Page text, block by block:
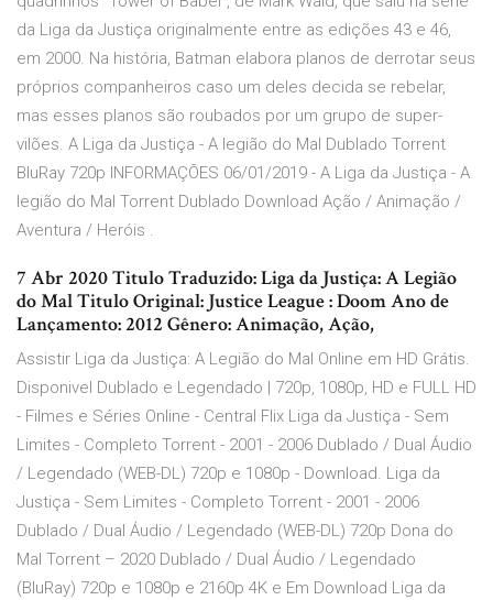
da Liga da Justiça originalmente entre as edições 43 e 46,
em 2000. Na história, Batman elabora planos de derrotar seus
próprios companheiros caso um deles decida se rebelar,
mas esses planos são roubados por um grupo de super-
vilões. A Liga da Justiça - A legião do Mal Dublado Torrent
BluRay 720p INFORMAÇÕES 06/01/2019 - A Liga da Justiça - A
legião do Mal Torrent Dublado Download Ação / Animação /
Aventura / Heróis .
7 Abr 2020 Titulo Traduzido: Liga da Justiça: A Legião
do Mal Titulo Original: Justice League : Doom Ano de
Lançamento: 2012 Gênero: Animação, Ação,
Assistir Liga da Justiça: A Legião do Mal Online em HD Grátis.
Disponivel Dublado e Legendado | 720p, 1080p, HD e FULL HD
- Filmes e Séries Online - Central Flix Liga da Justiça - Sem
Limites - Completo Torrent - 2001 - 2006 Dublado / Dual Áudio
/ Legendado (WEB-DL) 720p e 1080p - Download. Liga da
Justiça - Sem Limites - Completo Torrent - 2001 - 2006
Dublado / Dual Áudio / Legendado (WEB-DL) 720p Dona do
Mal Torrent – 2020 Dublado / Dual Áudio / Legendado
(BluRay) 720p e 1080p e 2160p 4K e Em Download Liga da